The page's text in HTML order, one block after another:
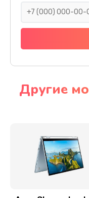
Чистка
Замена
Другие